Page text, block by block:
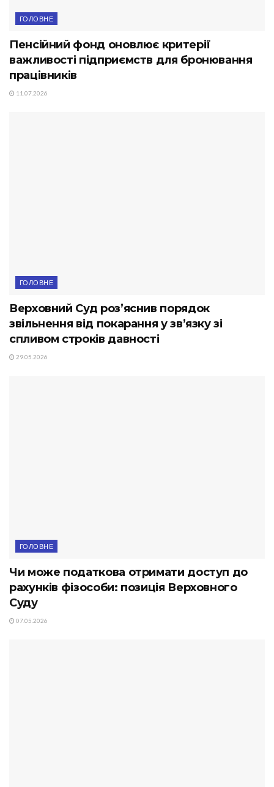
ГОЛОВНЕ
Пенсійний фонд оновлює критерії
важливості підприємств для бронювання
працівників
11.07.2026
ГОЛОВНЕ
Верховний Суд роз’яснив порядок
звільнення від покарання у зв’язку зі
спливом строків давності
29.05.2026
ГОЛОВНЕ
Чи може податкова отримати доступ до
рахунків фізособи: позиція Верховного
Суду
07.05.2026